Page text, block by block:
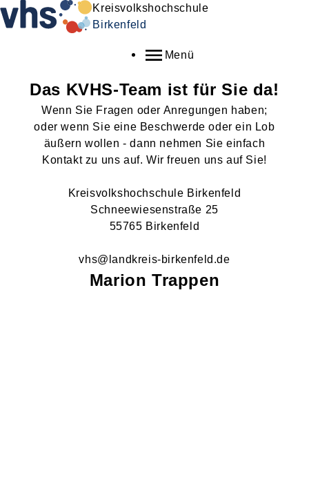
Kreisvolkshochschule
Birkenfeld
Menü
Das KVHS-Team ist für Sie da!
Wenn Sie Fragen oder Anregungen haben;
oder wenn Sie eine Beschwerde oder ein Lob
äußern wollen - dann nehmen Sie einfach
Kontakt zu uns auf. Wir freuen uns auf Sie!
Kreisvolkshochschule Birkenfeld
Schneewiesenstraße 25
55765 Birkenfeld
vhs@landkreis-birkenfeld.de
Marion Trappen